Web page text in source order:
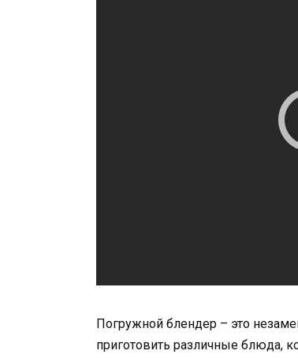
Погружной блендер – это
приготовить различные блюда,